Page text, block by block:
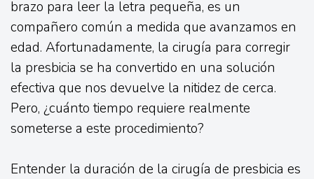
brazo para leer la letra pequeña, es un
compañero común a medida que avanzamos en
edad. Afortunadamente, la cirugía para corregir
la presbicia se ha convertido en una solución
efectiva que nos devuelve la nitidez de cerca.
Pero, ¿cuánto tiempo requiere realmente
someterse a este procedimiento?
Entender la duración de la cirugía de presbicia es